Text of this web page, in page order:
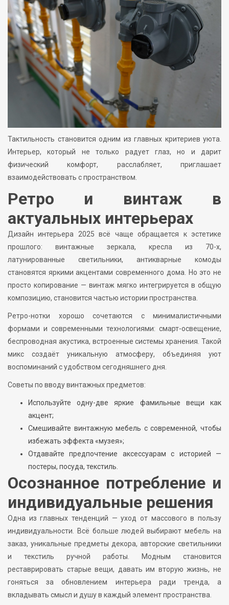
Тактильность становится одним из главных критериев уюта.
Интерьер, который не только радует глаз, но и дарит
физический комфорт, расслабляет, приглашает
взаимодействовать с пространством.
Ретро и винтаж в
актуальных интерьерах
Дизайн интерьера 2025 всё чаще обращается к эстетике
прошлого: винтажные зеркала, кресла из 70-х,
латунированные светильники, антикварные комоды
становятся яркими акцентами современного дома. Но это не
просто копирование — винтаж мягко интегрируется в общую
композицию, становится частью истории пространства.
Ретро-нотки хорошо сочетаются с минималистичными
формами и современными технологиями: смарт-освещение,
беспроводная акустика, встроенные системы хранения. Такой
микс создаёт уникальную атмосферу, объединяя уют
воспоминаний с удобством сегодняшнего дня.
Советы по вводу винтажных предметов:
Используйте одну-две яркие фамильные вещи как
акцент;
Смешивайте винтажную мебель с современной, чтобы
избежать эффекта «музея»;
Отдавайте предпочтение аксессуарам с историей —
постеры, посуда, текстиль.
Осознанное потребление и
индивидуальные решения
Одна из главных тенденций — уход от массового в пользу
индивидуальности. Всё больше людей выбирают мебель на
заказ, уникальные предметы декора, авторские светильники
и текстиль ручной работы. Модным становится
реставрировать старые вещи, давать им вторую жизнь, не
гоняться за обновлением интерьера ради тренда, а
вкладывать смысл и душу в каждый элемент пространства.